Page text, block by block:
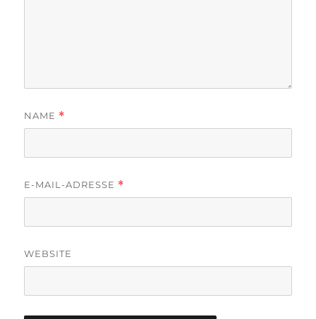
NAME *
E-MAIL-ADRESSE *
WEBSITE